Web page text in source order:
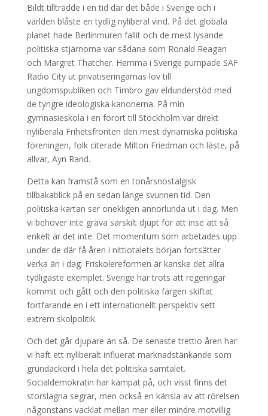
Bildt tillträdde i en tid där det både i Sverige och i
världen blåste en tydlig nyliberal vind. På det globala
planet hade Berlinmuren fallit och de mest lysande
politiska stjärnorna var sådana som Ronald Reagan
och Margret Thatcher. Hemma i Sverige pumpade SAF
Radio City ut privatiseringarnas lov till
ungdomspubliken och Timbro gav eldunderstöd med
de tyngre ideologiska kanonerna. På min
gymnasieskola i en förort till Stockholm var direkt
nyliberala Frihetsfronten den mest dynamiska politiska
föreningen, folk citerade Milton Friedman och läste, på
allvar, Ayn Rand.
Detta kan framstå som en tonårsnostalgisk
tillbakablick på en sedan länge svunnen tid. Den
politiska kartan ser onekligen annorlunda ut i dag. Men
vi behöver inte gräva särskilt djupt för att inse att så
enkelt är det inte. Det momentum som arbetades upp
under de där få åren i nittiotalets början fortsätter
verka än i dag. Friskolereformen är kanske det allra
tydligaste exemplet. Sverige har trots att regeringar
kommit och gått och den politiska färgen skiftat
fortfarande en i ett internationellt perspektiv sett
extrem skolpolitik.
Och det går djupare än så. De senaste trettio åren har
vi haft ett nyliberalt influerat marknadstänkande som
grundackord i hela det politiska samtalet.
Socialdemokratin har kämpat på, och visst finns det
storslagna segrar, men också en känsla av att rörelsen
någonstans vacklat mellan mer eller mindre motvillig